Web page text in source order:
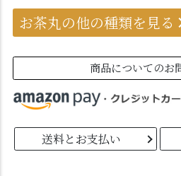
お茶丸の他の種類を見る
商品についてのお
送料とお支払い